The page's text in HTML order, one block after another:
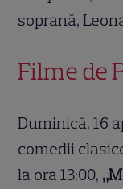
soprană,
Filme de
Duminică, 16
comedii
la ora 13:00,